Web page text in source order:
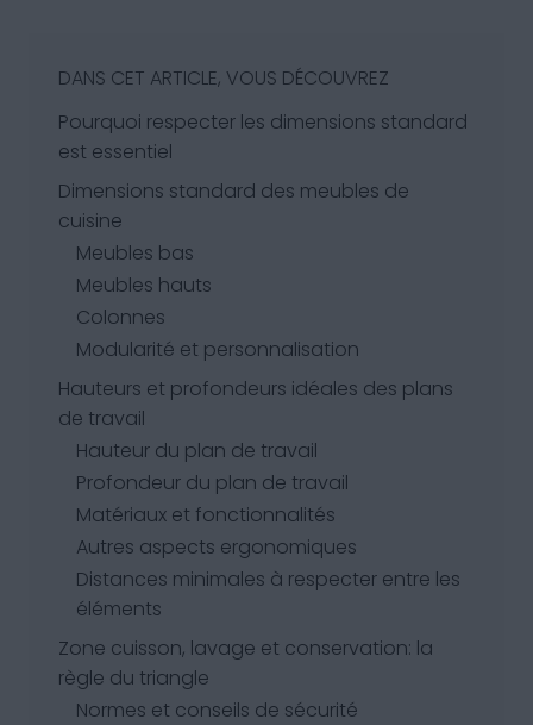
DANS CET ARTICLE, VOUS DÉCOUVREZ
Pourquoi respecter les dimensions standard
est essentiel
Dimensions standard des meubles de
cuisine
Meubles bas
Meubles hauts
Colonnes
Modularité et personnalisation
Hauteurs et profondeurs idéales des plans
de travail
Hauteur du plan de travail
Profondeur du plan de travail
Matériaux et fonctionnalités
Autres aspects ergonomiques
Distances minimales à respecter entre les
éléments
Zone cuisson, lavage et conservation: la
règle du triangle
Normes et conseils de sécurité